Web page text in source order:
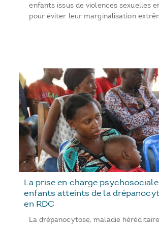
enfants issus de violences sexuelles
pour éviter leur marginalisation
La prise en charge
enfants atteints de la
en RDC
La drépanocytose, maladie